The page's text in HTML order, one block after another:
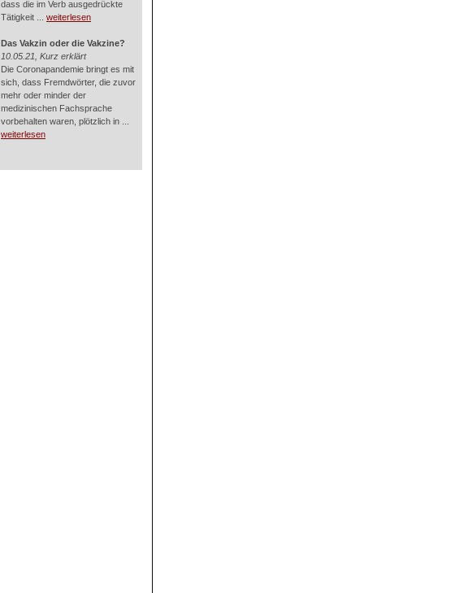
dass die im Verb ausgedrückte
Tätigkeit ... weiterlesen
Das Vakzin oder die Vakzine?
10.05.21, Kurz erklärt
Die Coronapandemie bringt es mit
sich, dass Fremdwörter, die zuvor
mehr oder minder der
medizinischen Fachsprache
vorbehalten waren, plötzlich in ...
weiterlesen